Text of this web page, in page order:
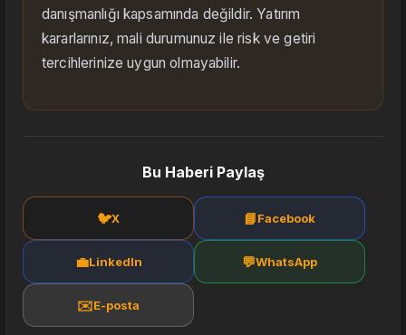
danışmanlığı kapsamında değildir. Yatırım
kararlarınız, mali durumunuz ile risk ve getiri
tercihlerinize uygun olmayabilir.
Bu Haberi Paylaş
🐦X 📘Facebook
💼LinkedIn 💬WhatsApp
✉️E-posta